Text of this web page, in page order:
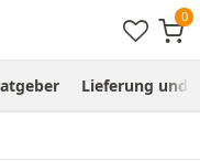
Lieferung und